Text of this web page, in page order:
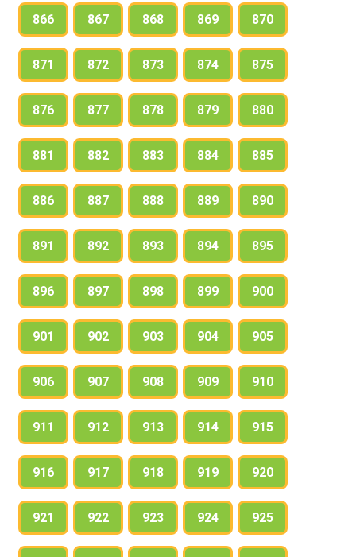
866 867 868 869 870
871 872 873 874 875
876 877 878 879 880
881 882 883 884 885
886 887 888 889 890
891 892 893 894 895
896 897 898 899 900
901 902 903 904 905
906 907 908 909 910
911 912 913 914 915
916 917 918 919 920
921 922 923 924 925